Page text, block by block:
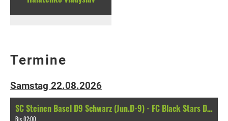
Termine
Samstag 22.08.2026
SC Steinen Basel D9 Schwarz (Jun.D-9) - FC Black Stars D3 (Jun.D-9)
Bis 02:00